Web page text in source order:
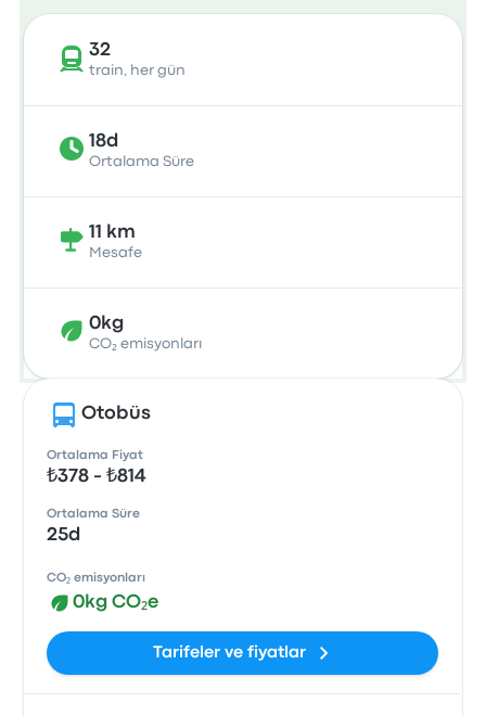
32
train, her gün
18d
Ortalama Süre
11 km
Mesafe
0kg
CO₂ emisyonları
Otobüs
Ortalama Fiyat
₺378 - ₺814
Ortalama Süre
25d
CO₂ emisyonları
0kg CO₂e
Tarifeler ve fiyatlar